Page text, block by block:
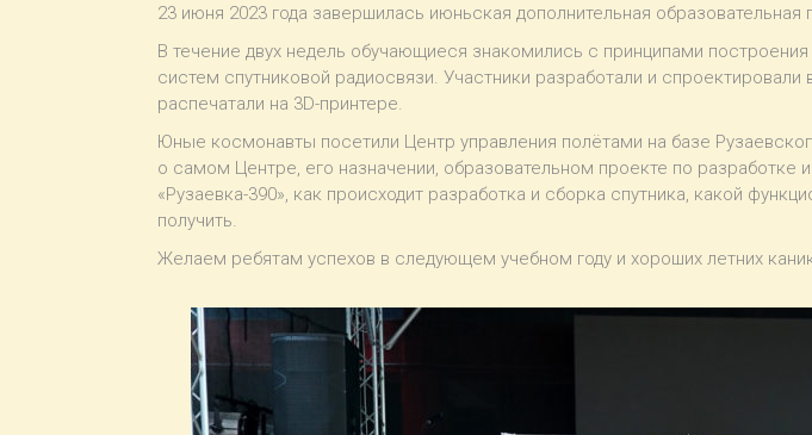
23 июня 2023 года завершилась июньская дополнительная образовательная
В течение двух недель обучающиеся знакомились с принципами
систем спутниковой радиосвязи. Участники разработали и
распечатали на 3D-принтере.
Юные космонавты посетили Центр управления полётами на базе
о самом Центре, его назначении, образовательном проекте по
«Рузаевка-390», как происходит разработка и сборка спутника, какой
получить.
Желаем ребятам успехов в следующем учебном году и хороших летних